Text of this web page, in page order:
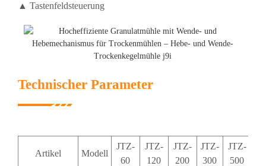
▲ Tastenfeldsteuerung
Technischer Parameter
Artikel Modell
JTZ-
60
JTZ-
120
JTZ-
200
JTZ-
300
JTZ-
500